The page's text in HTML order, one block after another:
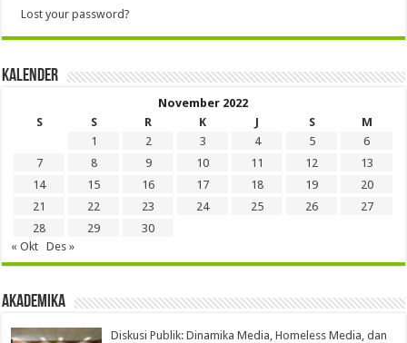
Lost your password?
Kalender
November 2022
S
S R K J S
M
1
2 3 4 5
6
7
8 9 10 11 12
13
14
15 16 17 18 19
20
21
22 23 24 25 26
27
28
29
30
« Okt
Des »
Akademika
Diskusi Publik: Dinamika Media, Homeless Media, dan